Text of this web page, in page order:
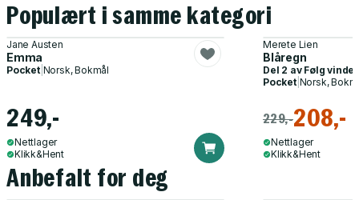
Populært i samme kategori
Jane Austen
Emma
Pocket| Norsk, Bokmål
249,-
Nettlager
Klikk&Hent
Merete Lien
Blåregn
Del 2 av Følg
Pocket| Norsk,
229,-208,-
Nettlager
Klikk&Hent
Anbefalt for deg